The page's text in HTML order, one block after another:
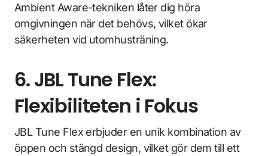
Ambient Aware-tekniken låter dig höra
omgivningen när det behövs, vilket ökar
säkerheten vid utomhusträning.
6. JBL Tune Flex:
Flexibiliteten i Fokus
JBL Tune Flex erbjuder en unik kombination av
öppen och stängd design, vilket gör dem till ett